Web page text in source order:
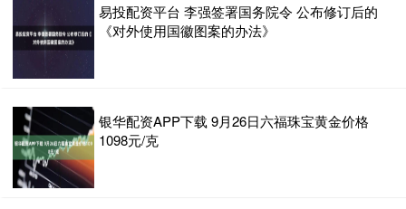
易投配资平台 李强签署国务院令 公布修订后的
《对外使用国徽图案的办法》
银华配资APP下载 9月26日六福珠宝黄金价格
1098元/克